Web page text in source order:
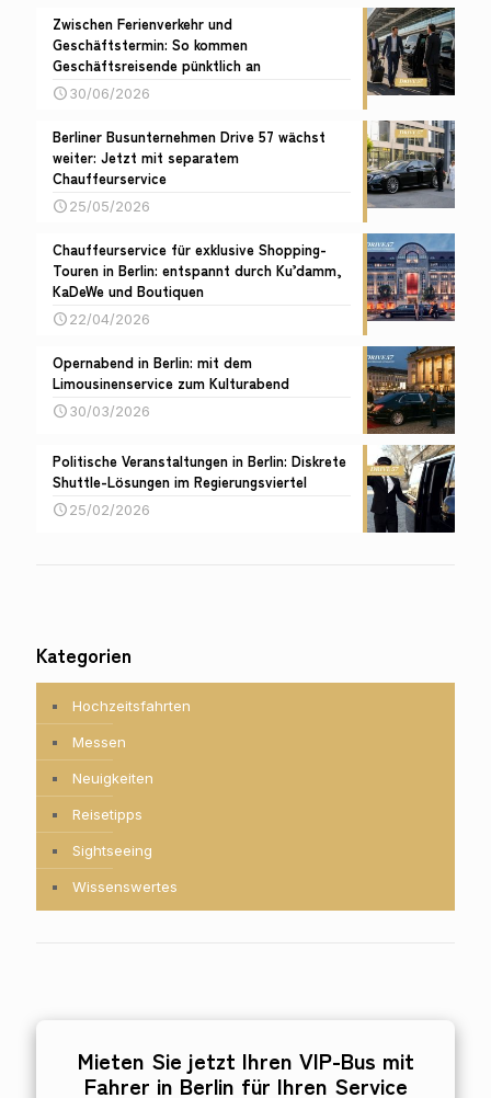
Zwischen Ferienverkehr und
Geschäftstermin: So kommen
Geschäftsreisende pünktlich an
30/06/2026
Berliner Busunternehmen Drive 57 wächst
weiter: Jetzt mit separatem
Chauffeurservice
25/05/2026
Chauffeurservice für exklusive Shopping-
Touren in Berlin: entspannt durch Ku’damm,
KaDeWe und Boutiquen
22/04/2026
Opernabend in Berlin: mit dem
Limousinenservice zum Kulturabend
30/03/2026
Politische Veranstaltungen in Berlin: Diskrete
Shuttle-Lösungen im Regierungsviertel
25/02/2026
Kategorien
Hochzeitsfahrten
Messen
Neuigkeiten
Reisetipps
Sightseeing
Wissenswertes
Mieten Sie jetzt Ihren VIP-Bus mit
Fahrer in Berlin für Ihren Service